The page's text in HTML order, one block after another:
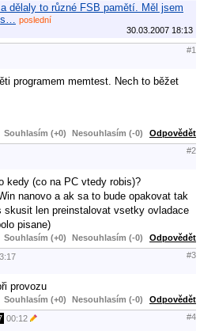
dělaly to různé FSB pamětí. Měl jsem
poslední
30.03.2007 18:13
#1
programem memtest. Nech to běžet
Souhlasím (+0) Nesouhlasím (-0) Odpovědět
#2
kedy (co na PC vtedy robis)?
nanovo a ak sa to bude opakovat tak
skusit len preinstalovat vsetky ovladace
pisane)
Souhlasím (+0) Nesouhlasím (-0) Odpovědět
#3
provozu
Souhlasím (+0) Nesouhlasím (-0) Odpovědět
00:12 #4